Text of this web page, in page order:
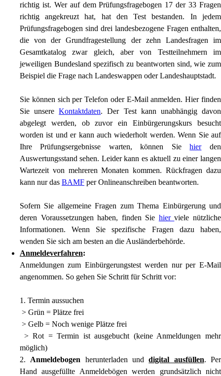
richtig ist. Wer auf dem Prüfungsfragebogen 17 der 33 Fragen
richtig angekreuzt hat, hat den Test bestanden. In jedem
Prüfungsfragebogen sind drei landesbezogene Fragen enthalten,
die von der Grundfragestellung der zehn Landesfragen im
Gesamtkatalog zwar gleich, aber von Testteilnehmern im
jeweiligen Bundesland spezifisch zu beantworten sind, wie zum
Beispiel die Frage nach Landeswappen oder Landeshauptstadt.
Sie können sich per Telefon oder E-Mail anmelden. Hier finden
Sie unsereKontaktdaten. Der Test kann unabhängig davon
abgelegt werden, ob zuvor ein Einbürgerungskurs besucht
worden ist und er kann auch wiederholt werden. Wenn Sie auf
Ihre Prüfungsergebnisse warten, können Siehierden
Auswertungsstand sehen. Leider kann es aktuell zu einer langen
Wartezeit von mehreren Monaten kommen. Rückfragen dazu
kann nur das BAMF per Onlineanschreiben beantworten.
Sofern Sie allgemeine Fragen zum Thema Einbürgerung und
deren Voraussetzungen haben, finden Sie hierviele nützliche
Informationen. Wenn Sie spezifische Fragen dazu haben,
wenden Sie sich am besten an die Ausländerbehörde.
Anmeldeverfahren:
Anmeldungen zum Einbürgerungstest werden nur per E-Mail
angenommen. So gehen Sie Schritt für Schritt vor:
1. Termin aussuchen
> Grün = Plätze frei
> Gelb = Noch wenige Plätze frei
> Rot = Termin ist ausgebucht (keine Anmeldungen mehr
möglich)
2. Anmeldebogen herunterladen unddigital ausfüllen. Per
Hand ausgefüllte Anmeldebögen werden grundsätzlich nicht